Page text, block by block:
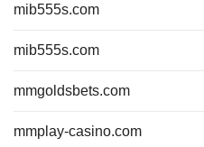
mib555s.com
mib555s.com
mmgoldsbets.com
mmplay-casino.com